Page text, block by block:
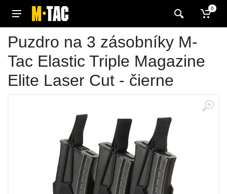
0
Puzdro na 3 zásobníky M-
Tac Elastic Triple Magazine
Elite Laser Cut - čierne